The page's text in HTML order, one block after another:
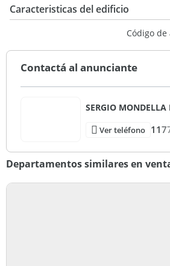
USD 66.500
4 m2
Caracteristicas del edificio
Código de
Contactá al anunciante
SERGIO MONDELLA
Ver teléfono
Departamentos similares en